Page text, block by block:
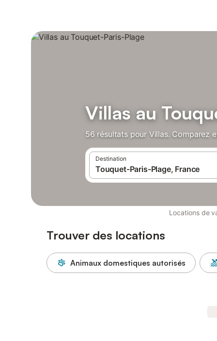
Villas au
56 résultats pour Villas. Comparez
Destination
Locations de
Trouver des locations
Animaux domestiques autorisés